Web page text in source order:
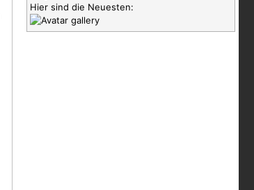
Hier sind die Neuesten: